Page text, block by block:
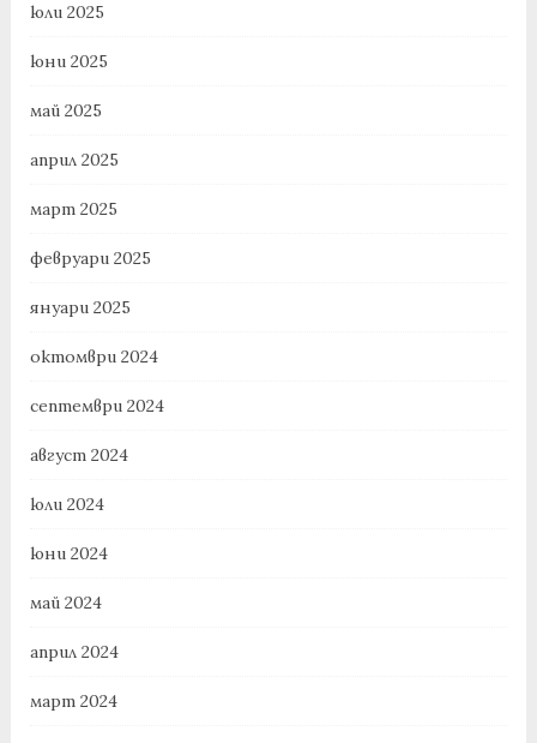
юли 2025
юни 2025
май 2025
април 2025
март 2025
февруари 2025
януари 2025
октомври 2024
септември 2024
август 2024
юли 2024
юни 2024
май 2024
април 2024
март 2024